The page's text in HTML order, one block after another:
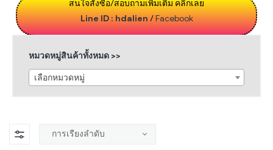
สนใจสั่งซื้อ/สอบถามเพิ่มเติม คลิกเลย
Line ID : hdalien/Facebook
หมวดหมู่สินค้าทั้งหมด >>
เลือกหมวดหมู่